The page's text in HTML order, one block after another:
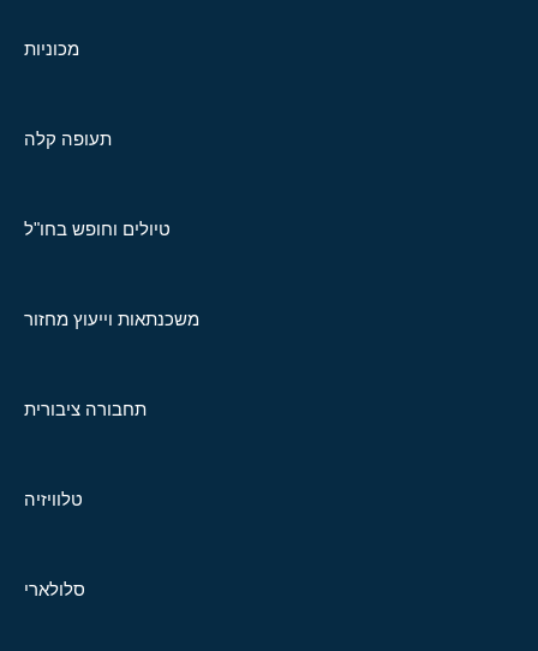
מכוניות
תעופה קלה
טיולים וחופש בחו"ל
משכנתאות וייעוץ מחזור
תחבורה ציבורית
טלוויזיה
סלולארי